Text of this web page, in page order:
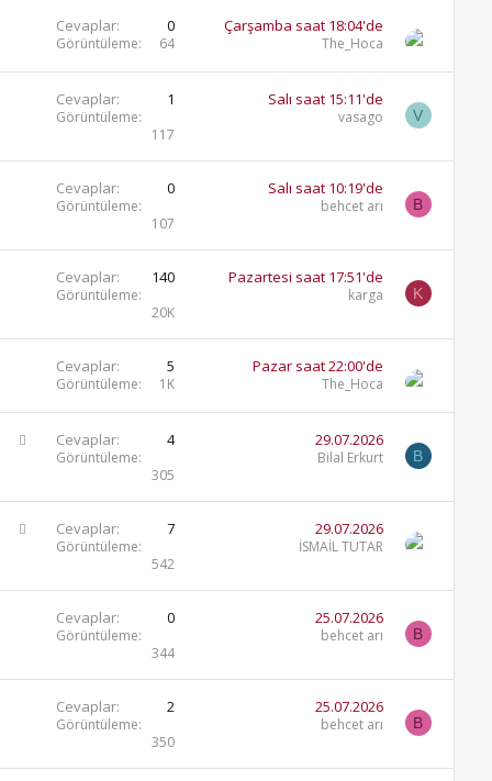
Cevaplar 0
Görüntüleme 64
Çarşamba saat 18:04'de
The_Hoca
Cevaplar 1
Görüntüleme
117
Salı saat 15:11'de
vasago V
Cevaplar 0
Görüntüleme
107
Salı saat 10:19'de
behcet arı B
Cevaplar 140
Görüntüleme
20K
Pazartesi saat 17:51'de
karga K
Cevaplar 5
Görüntüleme 1K
Pazar saat 22:00'de
The_Hoca
S
u
Cevaplar 4
Görüntüleme
305
29.07.2026
Bilal Erkurt B
S
u
Cevaplar 7
Görüntüleme
542
29.07.2026
İSMAİL TUTAR
Cevaplar 0
Görüntüleme
344
25.07.2026
behcet arı B
Cevaplar 2
Görüntüleme
350
25.07.2026
behcet arı B